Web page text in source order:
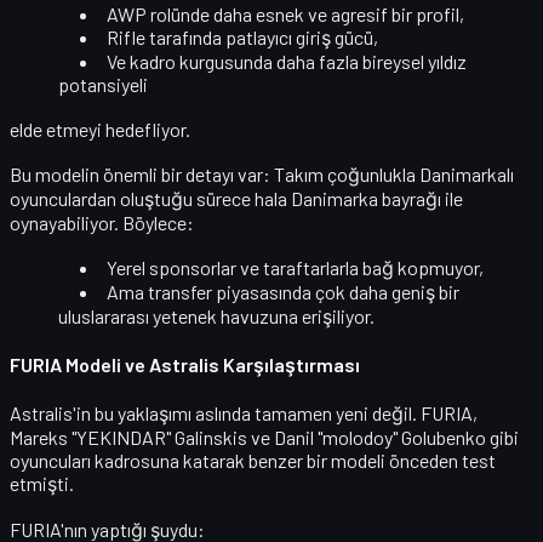
AWP rolünde daha esnek ve agresif bir profil,
Rifle tarafında patlayıcı giriş gücü,
Ve kadro kurgusunda daha fazla bireysel yıldız
potansiyeli
elde etmeyi hedefliyor.
Bu modelin önemli bir detayı var: Takım çoğunlukla Danimarkalı
oyunculardan oluştuğu sürecehala Danimarka bayrağı ile
oynayabiliyor. Böylece:
Yerel sponsorlar ve taraftarlarla bağ kopmuyor,
Ama transfer piyasasında çok daha geniş bir
uluslararası yetenek havuzuna erişiliyor.
FURIA Modeli ve Astralis Karşılaştırması
Astralis'in bu yaklaşımı aslında tamamen yeni değil. FURIA,
Mareks "YEKINDAR" Galinskis ve Danil "molodoy" Golubenko gibi
oyuncuları kadrosuna katarak benzer bir modeli önceden test
etmişti.
FURIA'nın yaptığı şuydu: